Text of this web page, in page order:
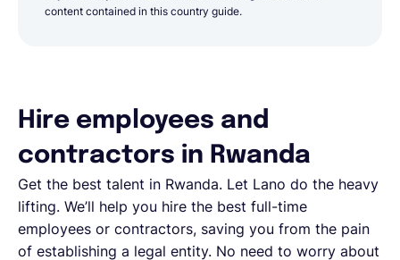
content contained in this country guide.
Hire employees and
contractors in Rwanda
Get the best talent in Rwanda. Let Lano do the heavy
lifting. We’ll help you hire the best full-time
employees or contractors, saving you from the pain
of establishing a legal entity. No need to worry about